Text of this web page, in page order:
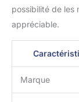
possibilité de les
appréciable.
Marque